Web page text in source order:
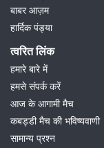
बाबर आज़म
हार्दिक पंड्या
त्वरित लिंक
हमारे बारे में
हमसे संपर्क करें
आज के आगामी मैच
कबड्डी मैच की भविष्यवाणी
सामान्य प्रश्न